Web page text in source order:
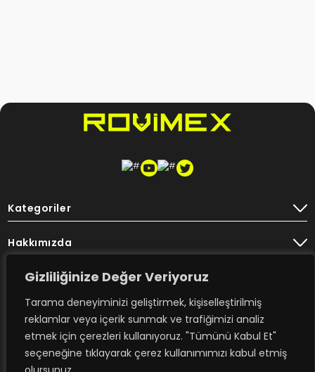
Gizliliğinize Değer Veriyoruz
Tarama deneyiminizi geliştirmek, kişiselleştirilmiş
reklamlar veya içerik sunmak ve trafiğimizi analiz
etmek için çerezleri kullanıyoruz. "Tümünü Kabul Et"
seçeneğine tıklayarak çerez kullanımımızı kabul etmiş
Kategoriler
Hakkımızda
Destek
Bülten